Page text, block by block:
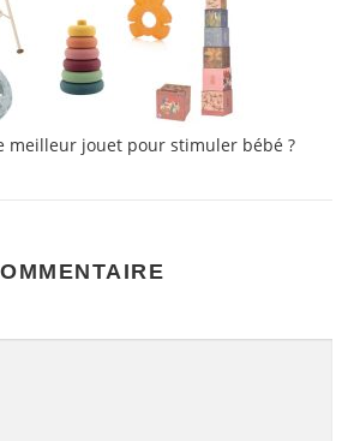
meilleur jouet pour stimuler bébé ?